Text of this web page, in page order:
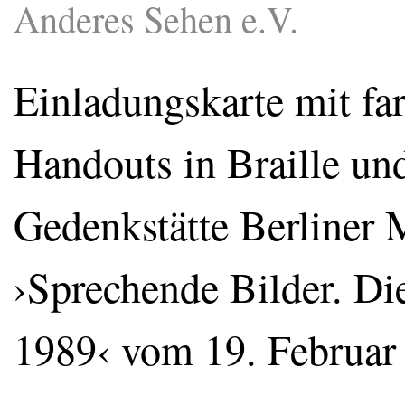
Anderes Sehen e.V.
Einladungskarte mit
Handouts in Braille
Gedenkstätte Berliner
›Sprechende Bilder.
1989‹ vom 19.